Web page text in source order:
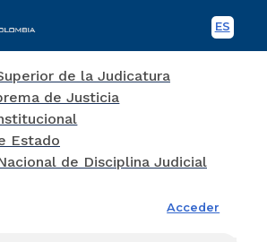
ES
Acceder